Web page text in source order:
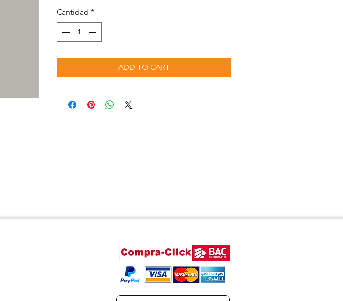
Cantidad *
ADD TO CART